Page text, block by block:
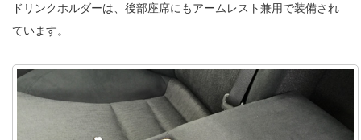
ドリンクホルダーは、後部座席にもアームレスト兼用で装備され
ています。